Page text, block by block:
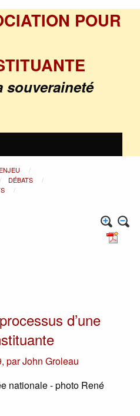
POUR
souveraineté
DÉBATS
d’une
, parJohn Groleau
nationale - photo René